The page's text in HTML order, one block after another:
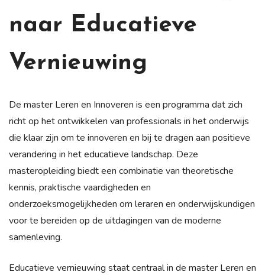
naar Educatieve
Vernieuwing
De master Leren en Innoveren is een programma dat zich
richt op het ontwikkelen van professionals in het onderwijs
die klaar zijn om te innoveren en bij te dragen aan positieve
verandering in het educatieve landschap. Deze
masteropleiding biedt een combinatie van theoretische
kennis, praktische vaardigheden en
onderzoeksmogelijkheden om leraren en onderwijskundigen
voor te bereiden op de uitdagingen van de moderne
samenleving.
Educatieve vernieuwing staat centraal in de master Leren en